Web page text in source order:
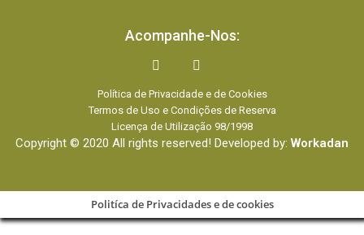
Acompanhe-Nos:
Política de Privacidade e de Cookies
Termos de Uso e Condições de Reserva
Licença de Utilização 98/1998
Copyright © 2020 All rights reserved! Developed by: Workadan
Politíca de Privacidades e de cookies